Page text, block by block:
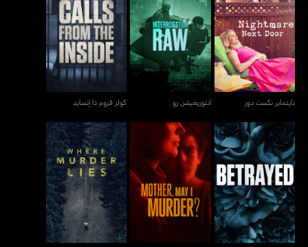
نايتماير نكست دور
نايتماير نكست دور
انتوريغيشن رو
انتوريغيشن رو
كولز فروم ذا إنسايد
كولز فروم ذا إنسايد
بترايد ماذر، ماي آي ميردر؟ وير ميردر لايز